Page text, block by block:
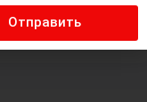
micro usb, USB-C
Отправить